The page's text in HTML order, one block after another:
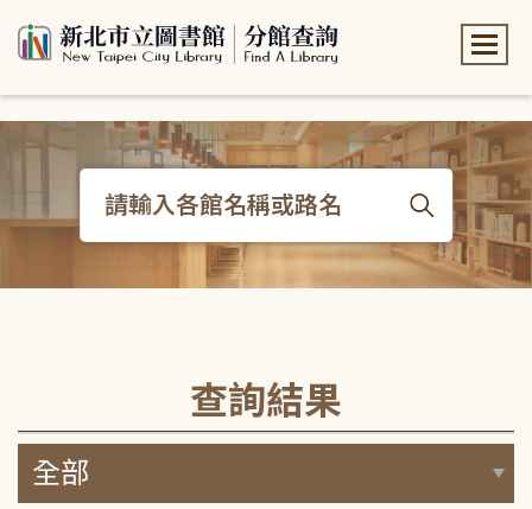
查詢結果